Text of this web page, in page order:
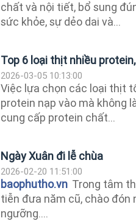
chất và nội tiết, bổ sung
sức khỏe, sự dẻo dai và...
Top 6 loại thịt nhiều
2026-03-05 10:13:00
Việc lựa chọn các loại thịt
protein nạp vào mà không
cung cấp protein chất...
Ngày Xuân đi lễ chùa
2026-02-20 11:51:00
baophutho.vn Trong tâm
tiễn đưa năm cũ, chào đón
ngưỡng....